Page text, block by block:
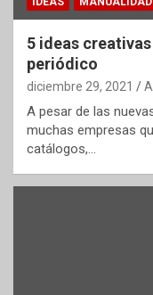
5 ideas
periódico
diciembre 29, 2021
A pesar de las
muchas empresas
catálogos,…